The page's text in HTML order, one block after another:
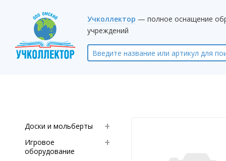
Учколлектор — полное оснащение
учреждений
Доски и мольберты
Игровое
оборудование